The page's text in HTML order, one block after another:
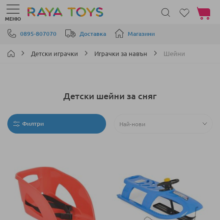
Прескачане към съдържанието
0895-807070 Доставка Магазини
МЕНЮ
Моята
Детски играчки Играчки за навън Шейни
Детски шейни за сняг
Филтри